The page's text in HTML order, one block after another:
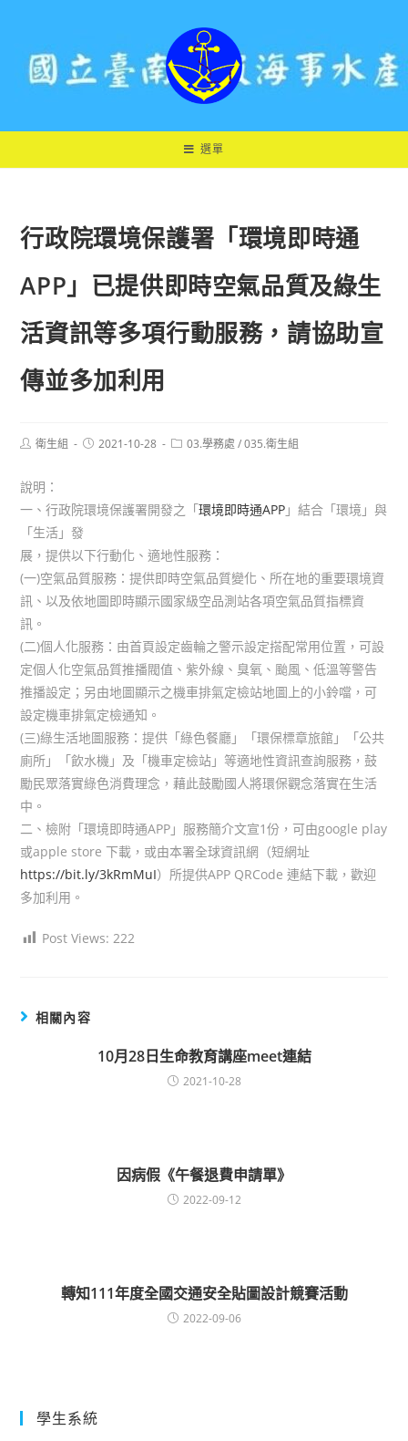
選單
行政院環境保護署「環境即時通
APP」已提供即時空氣品質及綠生
活資訊等多項行動服務，請協助宣
傳並多加利用
Post衛生組
Post2021-10-28
Post03.學務處 / 035.衛生組
說明：
一、行政院環境保護署開發之「環境即時通APP 」結合「環境」與
「生活」發
展，提供以下行動化、適地性服務：
(一)空氣品質服務：提供即時空氣品質變化、所在地的重要環境資
訊、以及依地圖即時顯示國家級空品測站各項空氣品質指標資
訊。
(二)個人化服務：由首頁設定齒輪之警示設定搭配常用位置，可設
定個人化空氣品質推播閥值、紫外線、臭氧、颱風、低溫等警告
推播設定；另由地圖顯示之機車排氣定檢站地圖上的小鈴噹，可
設定機車排氣定檢通知。
(三)綠生活地圖服務：提供「綠色餐廳」「環保標章旅館」「公共
廁所」「飲水機」及「機車定檢站」等適地性資訊查詢服務，鼓
勵民眾落實綠色消費理念，藉此鼓勵國人將環保觀念落實在生活
中。
二、檢附「環境即時通APP」服務簡介文宣1份，可由google play
或apple store 下載，或由本署全球資訊網（短網址
https://bit.ly/3kRmMuI）所提供APP QRCode 連結下載，歡迎
多加利用。
Post Views: 222
相關內容
10月28日生命教育講座meet連結
2021-10-28
因病假《午餐退費申請單》
2022-09-12
轉知111年度全國交通安全貼圖設計競賽活動
2022-09-06
學生系統